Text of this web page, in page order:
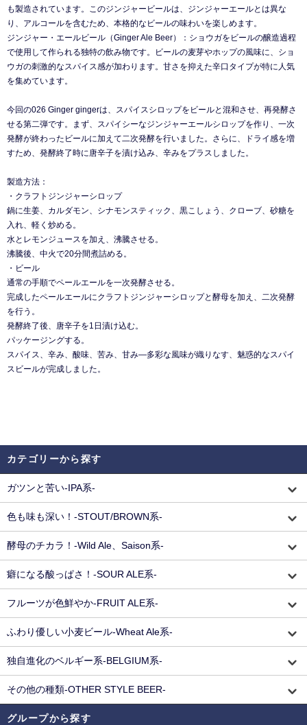
も製造されています。このジンジャービールは、ジンジャーエールとは異な
り、アルコールを含むため、本格的なビールの味わいを楽しめます。
ジンジャー・エールビール（Ginger Ale Beer）：ショウガをビールの醸造過程
で使用して作られる独特の飲み物です。ビールの麦芽やホップの風味に、ショ
ウガの刺激的なスパイス感が加わります。甘さを抑えた辛口タイプが特に人気
を集めています。
今回の026 Ginger gingerは、スパイスシロップをビールと混和させ、再発酵さ
せる第二弾です。まず、スパイシーなジンジャーエールシロップを作り、一次
発酵が終わったビールに加えて二次発酵を行いました。さらに、ドライ感を増
すため、発酵終了時に唐辛子を漬け込み、辛みをプラスしました。
製造方法：
・クラフトジンジャーシロップ
鍋に生姜、カルダモン、シナモンスティック、黒こしょう、クローブ、砂糖を
入れ、軽く炒める。
水とレモンジュースを加え、沸騰させる。
沸騰後、中火で20分間煮詰める。
・ビール
通常の手順でペールエールを一次発酵させる。
完成したペールエールにクラフトジンジャーシロップと酵母を加え、二次発酵
を行う。
発酵終了後、唐辛子を1日漬け込む。
パッケージングする。
スパイス、辛み、酸味、苦み、甘み—多彩な風味が織りなす、魅惑的なスパイ
スビールが完成しました。
カテゴリーから探す
ガツンと苦い-IPA系-
色も味も深い！-STOUT/BROWN系-
酵母のチカラ！-Wild Ale、Saison系-
癖になる酸っぱさ！-SOUR ALE系-
フルーツが色鮮やか-FRUIT ALE系-
ふわり優しい小麦ビール-Wheat Ale系-
独自進化のベルギー系-BELGIUM系-
その他の種類-OTHER STYLE BEER-
グループから探す